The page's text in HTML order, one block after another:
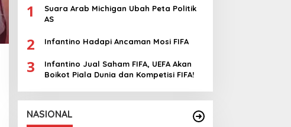
1
Suara Arab Michigan Ubah Peta Politik
AS
2 Infantino Hadapi Ancaman Mosi FIFA
3
Infantino Jual Saham FIFA, UEFA Akan
Boikot Piala Dunia dan Kompetisi FIFA!
NASIONAL